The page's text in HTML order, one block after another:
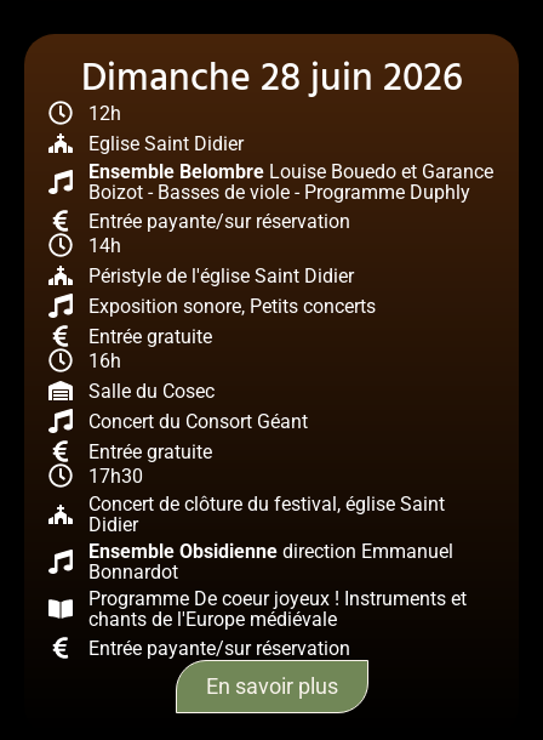
Dimanche 28 juin 2026
12h
Eglise Saint Didier
Ensemble Belombre Louise Bouedo et Garance
Boizot - Basses de viole - Programme Duphly
Entrée payante/sur réservation
14h
Péristyle de l'église Saint Didier
Exposition sonore, Petits concerts
Entrée gratuite
16h
Salle du Cosec
Concert du Consort Géant
Entrée gratuite
17h30
Concert de clôture du festival, église Saint
Didier
Ensemble Obsidienne direction Emmanuel
Bonnardot
Programme De coeur joyeux ! Instruments et
chants de l'Europe médiévale
Entrée payante/sur réservation
En savoir plus